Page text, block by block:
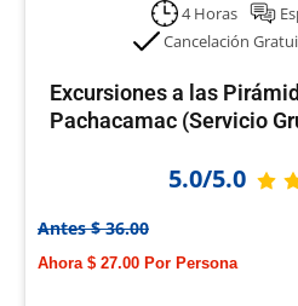
4 Horas
Cancelación
Excursiones a las
Pachacamac (Servicio
5.0/5.0
Antes $ 36.00
Ahora $ 27.00